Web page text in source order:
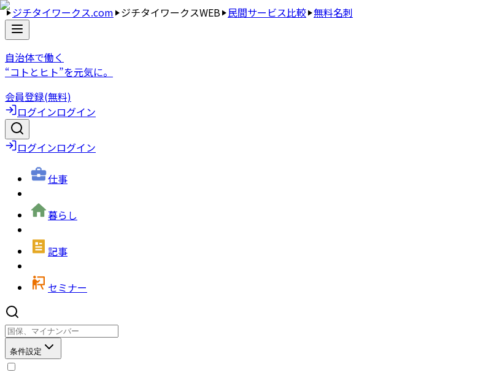
ジチタイワークス.com ジチタイワークスWEB 民間サービス比較 無料名刺
自治体で働く
“コトとヒト”を元気に。
会員登録(無料)
ログインログイン
ログインログイン
仕事
暮らし
記事
セミナー
条件設定